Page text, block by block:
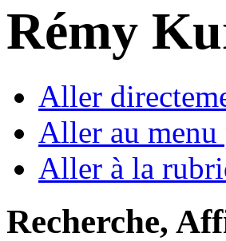
Rémy
Aller
Aller au
Aller à la
Recherche,